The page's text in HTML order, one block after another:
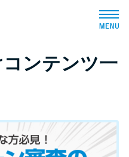
キング
ンテンツ一